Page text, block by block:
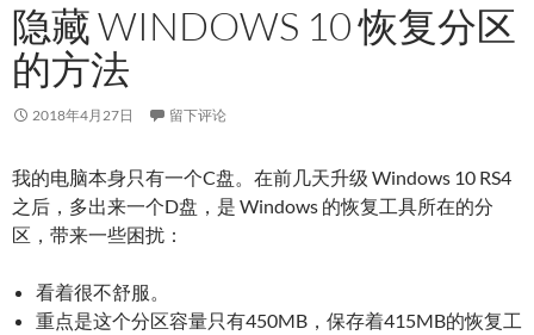
隐藏 WINDOWS 10 恢复分区
的方法
2018年4月27日 留下评论
我的电脑本身只有一个C盘。在前几天升级 Windows 10 RS4
之后，多出来一个D盘，是 Windows 的恢复工具所在的分
区，带来一些困扰：
看着很不舒服。
重点是这个分区容量只有450MB，保存着415MB的恢复工